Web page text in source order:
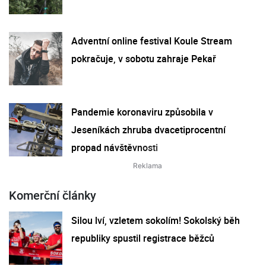
Adventní online festival Koule Stream
pokračuje, v sobotu zahraje Pekař
Pandemie koronaviru způsobila v
Jeseníkách zhruba dvacetiprocentní
propad návštěvnosti
Komerční články
Silou lví, vzletem sokolím! Sokolský běh
republiky spustil registrace běžců